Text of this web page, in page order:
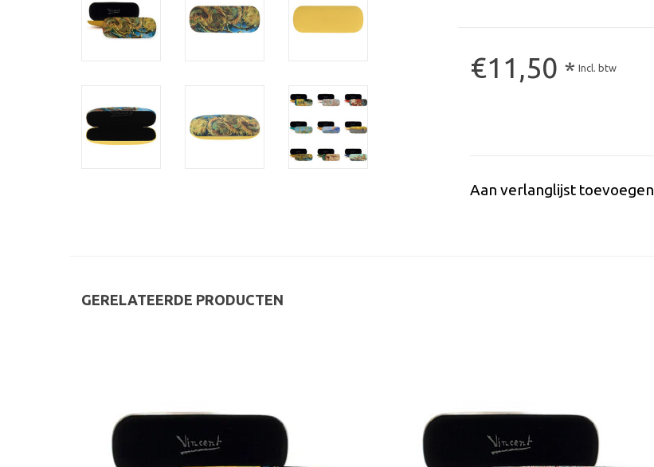
€11,50 * Incl. btw
Aan verlanglijst toevoegen
GERELATEERDE PRODUCTEN